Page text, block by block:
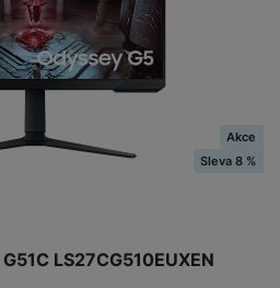
LS27CG510EUXEN
Akce
Sleva 8 %